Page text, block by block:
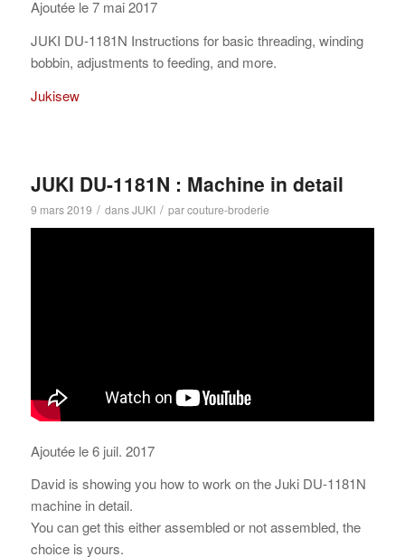
Ajoutée le 7 mai 2017
JUKI DU-1181N Instructions for basic threading, winding
bobbin, adjustments to feeding, and more.
Jukisew
JUKI DU-1181N : Machine in detail
9 mars 2019 / dansJUKI / parcouture-broderie
Ajoutée le 6 juil. 2017
David is showing you how to work on the Juki DU-1181N
machine in detail.
You can get this either assembled or not assembled, the
choice is yours.